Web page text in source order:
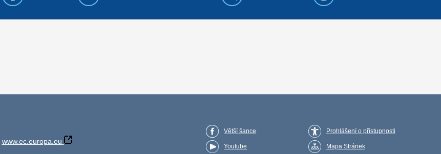
www.ec.europa.eu
Větší šance
Youtube
Prohlášení o přístupnosti
Mapa Stránek